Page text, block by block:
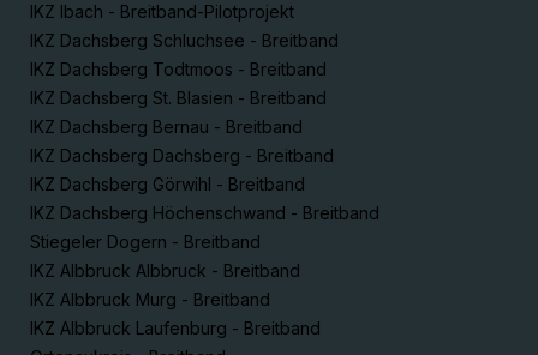
IKZ Ibach - Breitband-Pilotprojekt
IKZ Dachsberg Schluchsee - Breitband
IKZ Dachsberg Todtmoos - Breitband
IKZ Dachsberg St. Blasien - Breitband
IKZ Dachsberg Bernau - Breitband
IKZ Dachsberg Dachsberg - Breitband
IKZ Dachsberg Görwihl - Breitband
IKZ Dachsberg Höchenschwand - Breitband
Stiegeler Dogern - Breitband
IKZ Albbruck Albbruck - Breitband
IKZ Albbruck Murg - Breitband
IKZ Albbruck Laufenburg - Breitband